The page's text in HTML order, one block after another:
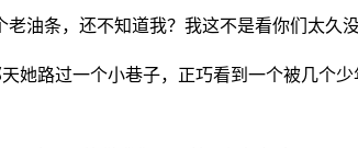
油条，还不知道我？我这不是看你们太久
她路过一个小巷子，正巧看到一个被几个